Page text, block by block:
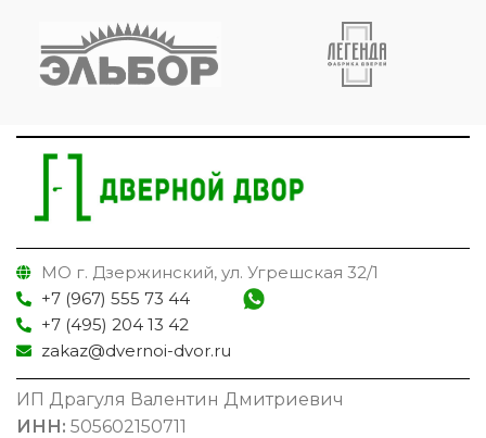
МО г. Дзержинский, ул. Угрешская 32/1
+7 (967) 555 73 44
+7 (495) 204 13 42
zakaz@dvernoi-dvor.ru
ИП Драгуля Валентин Дмитриевич
ИНН: 505602150711